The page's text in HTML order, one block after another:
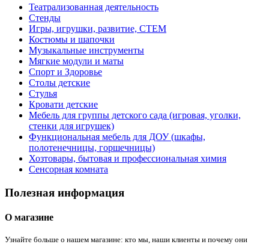
Театрализованная деятельность
Стенды
Игры, игрушки, развитие, СТЕМ
Костюмы и шапочки
Музыкальные инструменты
Мягкие модули и маты
Спорт и Здоровье
Столы детские
Стулья
Кровати детские
Мебель для группы детского сада (игровая, уголки,
стенки для игрушек)
Функциональная мебель для ДОУ (шкафы,
полотенечницы, горшечницы)
Хозтовары, бытовая и профессиональная химия
Сенсорная комната
Полезная информация
О магазине
Узнайте больше о нашем магазине: кто мы, наши клиенты и почему они